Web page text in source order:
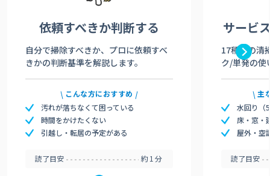
依頼すべきか判断する
自分で掃除すべきか、プロに依頼すべ
きかの判断基準を解説します。
こんな方におすすめ
汚れが落ちなくて困っている
時間をかけたくない
引越し・転居の予定がある
読了目安 約1分
サービ
17種類の清
ク/単発の使
主
水回り（
床・窓・
屋外・空
読了目安